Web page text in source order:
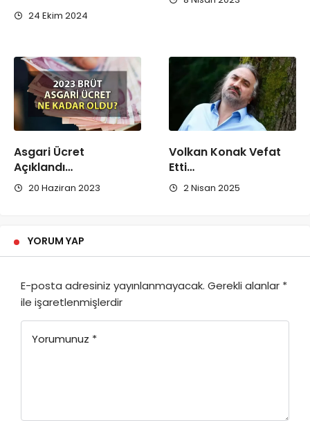
24 Ekim 2024
Asgari Ücret
Açıklandı…
20 Haziran 2023
Volkan Konak Vefat
Etti…
2 Nisan 2025
YORUM YAP
E-posta adresiniz yayınlanmayacak. Gerekli alanlar *
ile işaretlenmişlerdir
Yorumunuz *